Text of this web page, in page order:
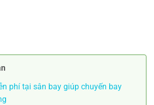
phí tại sân bay giúp chuyến bay